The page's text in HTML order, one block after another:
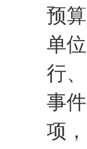
预
单
行
事
项